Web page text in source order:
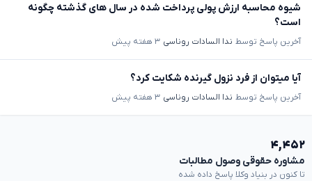
شیوه محاسبه ارزش پولی پرداخت شده در سال های گذشته چگونه
است؟
آخرین پاسخ توسط ندا السادات روناسی ۳ هفته پیش
آیا میتوان از فرد نزول گیرنده شکایت کرد؟
آخرین پاسخ توسط ندا السادات روناسی ۳ هفته پیش
۴,۴۵۲
مشاوره حقوقی وصول مطالبات
تا کنون در بنیاد وکلا پاسخ داده شده